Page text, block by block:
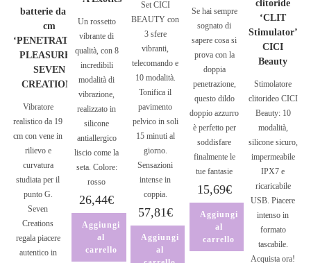
batterie da 19
cm
‘PENETRATING
PLEASURES’
SEVEN
CREATIONS
Vibratore
realistico da 19
cm con vene in
rilievo e
curvatura
studiata per il
punto G.
Seven
Creations
regala piacere
autentico in
Un rossetto
vibrante di
qualità, con 8
incredibili
modalità di
vibrazione,
realizzato in
silicone
antiallergico
liscio come la
seta. Colore:
rosso
26,44€
Aggiungi
al
carrello
Set CICI
BEAUTY con
3 sfere
vibranti,
telecomando e
10 modalità.
Tonifica il
pavimento
pelvico in soli
15 minuti al
giorno.
Sensazioni
intense in
coppia.
57,81€
Aggiungi
al
Se hai sempre
sognato di
sapere cosa si
prova con la
doppia
penetrazione,
questo dildo
doppio azzurro
è perfetto per
soddisfare
finalmente le
tue fantasie
15,69€
Aggiungi
al
carrello
clitoride
‘CLIT
Stimulator’
CICI
Beauty
Stimolatore
clitorideo CICI
Beauty: 10
modalità,
silicone sicuro,
impermeabile
IPX7 e
ricaricabile
USB. Piacere
intenso in
formato
tascabile.
Acquista ora!